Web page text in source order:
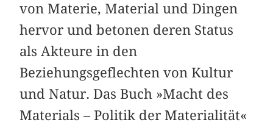
von Materie, Material und Dingen
hervor und betonen deren Status
als Akteure in den
Beziehungsgeflechten von Kultur
und Natur. Das Buch »Macht des
Materials – Politik der Materialität«